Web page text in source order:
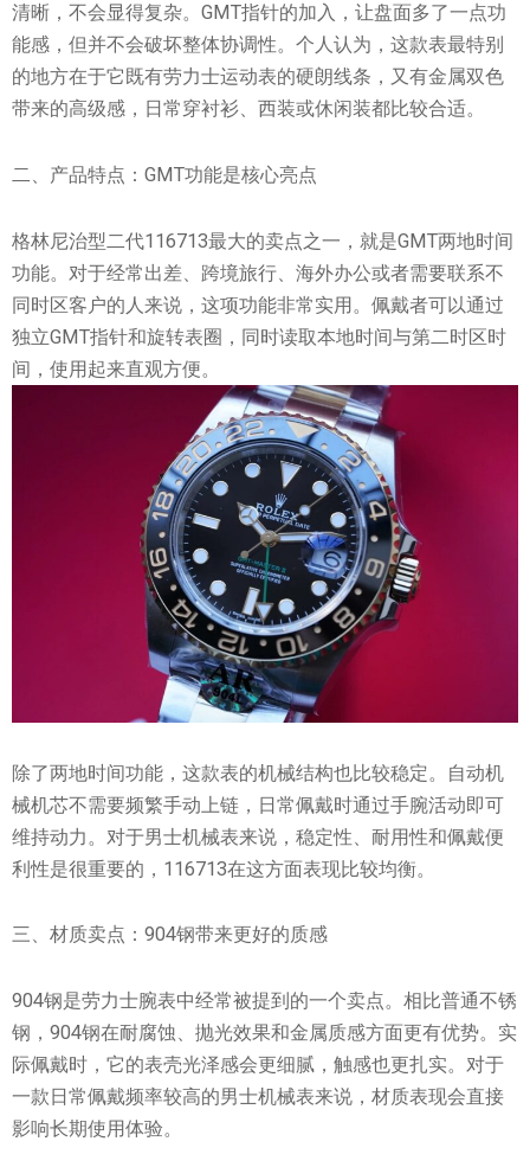
清晰，不会显得复杂。GMT指针的加入，让盘面多了一点功
能感，但并不会破坏整体协调性。个人认为，这款表最特别
的地方在于它既有劳力士运动表的硬朗线条，又有金属双色
带来的高级感，日常穿衬衫、西装或休闲装都比较合适。
二、产品特点：GMT功能是核心亮点
格林尼治型二代116713最大的卖点之一，就是GMT两地时间
功能。对于经常出差、跨境旅行、海外办公或者需要联系不
同时区客户的人来说，这项功能非常实用。佩戴者可以通过
独立GMT指针和旋转表圈，同时读取本地时间与第二时区时
间，使用起来直观方便。
除了两地时间功能，这款表的机械结构也比较稳定。自动机
械机芯不需要频繁手动上链，日常佩戴时通过手腕活动即可
维持动力。对于男士机械表来说，稳定性、耐用性和佩戴便
利性是很重要的，116713在这方面表现比较均衡。
三、材质卖点：904钢带来更好的质感
904钢是劳力士腕表中经常被提到的一个卖点。相比普通不锈
钢，904钢在耐腐蚀、抛光效果和金属质感方面更有优势。实
际佩戴时，它的表壳光泽感会更细腻，触感也更扎实。对于
一款日常佩戴频率较高的男士机械表来说，材质表现会直接
影响长期使用体验。